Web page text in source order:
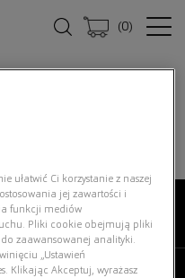
(0)
ułatwić Ci korzystanie z naszej
jej zawartości i
funkcji mediów
Pliki cookie obejmują pliki
zaawansowanej analityki.
„Ustawień
Klikając Akceptuj, wyrażasz